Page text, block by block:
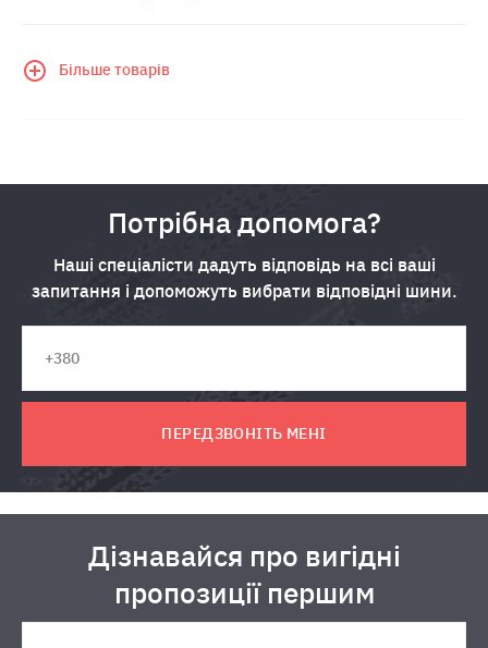
Більше товарів
Потрібна допомога?
Наші спеціалісти дадуть відповідь на всі ваші
запитання і допоможуть вибрати відповідні шини.
ПЕРЕДЗВОНІТЬ МЕНІ
Дізнавайся про вигідні
пропозиції першим